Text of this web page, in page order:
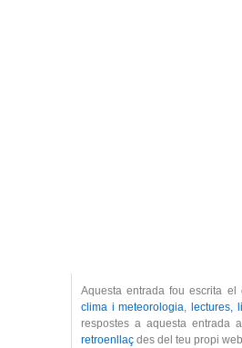
Aquesta entrada fou escrita
clima i meteorologia, lectures,
respostes a aquesta entrada
retroenllaç des del teu propi